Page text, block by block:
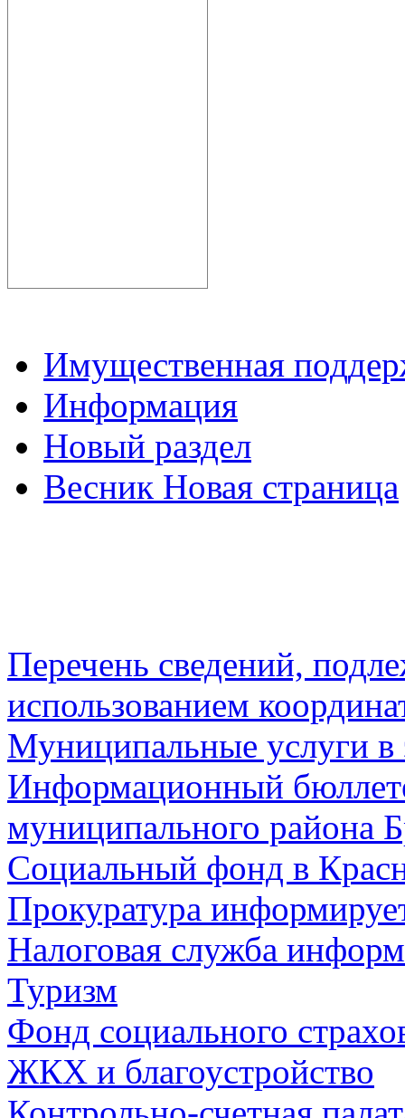
Имущественная
Информация
Новый раздел
Весник Новая страница
Перечень сведений,
использованием
Муниципальные услуги в
Информационный
муниципального района
Социальный фонд в
Прокуратура
Налоговая служба
Туризм
Фонд социального
ЖКХ и благоустройство